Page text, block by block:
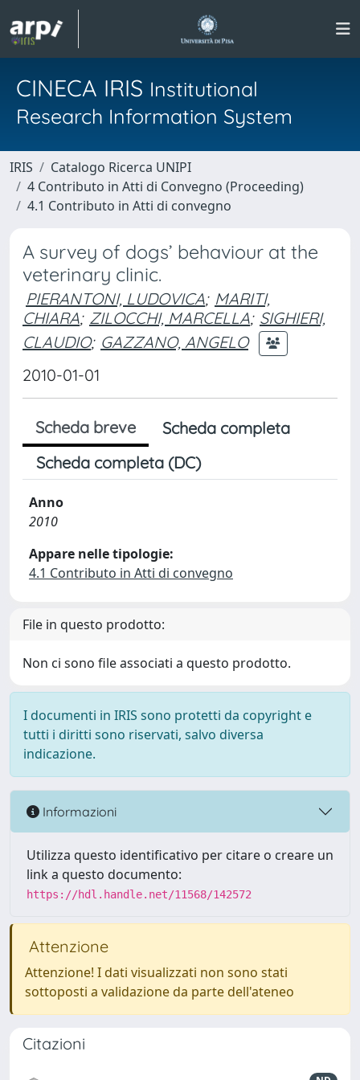
CINECA IRIS Institutional
Research Information System
IRIS
Catalogo Ricerca UNIPI
4 Contributo in Atti di Convegno (Proceeding)
4.1 Contributo in Atti di convegno
A survey of dogs’ behaviour at the
veterinary clinic.
PIERANTONI, LUDOVICA; MARITI,
CHIARA; ZILOCCHI, MARCELLA; SIGHIERI,
CLAUDIO; GAZZANO, ANGELO
2010-01-01
Scheda breve
Scheda completa
Scheda completa (DC)
Anno
2010
Appare nelle tipologie:
4.1 Contributo in Atti di convegno
File in questo prodotto:
Non ci sono file associati a questo prodotto.
I documenti in IRIS sono protetti da copyright e
tutti i diritti sono riservati, salvo diversa
indicazione.
Informazioni
Utilizza questo identificativo per citare o creare un
link a questo documento:
https://hdl.handle.net/11568/142572
Attenzione
Attenzione! I dati visualizzati non sono stati
sottoposti a validazione da parte dell'ateneo
Citazioni